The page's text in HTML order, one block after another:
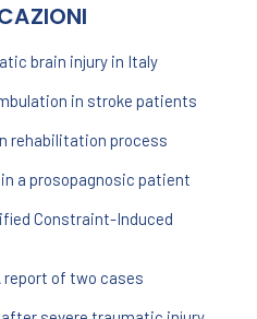
brain injury in Italy
in stroke patients
rehabilitation process
a prosopagnosic patient
Constraint-Induced
of two cases